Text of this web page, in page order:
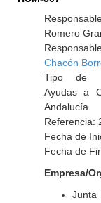
Romero
Chacón
Tipo de
Ayudas a
Andalucía
Referencia:
Fecha de
Fecha de
Empresa/
Junta